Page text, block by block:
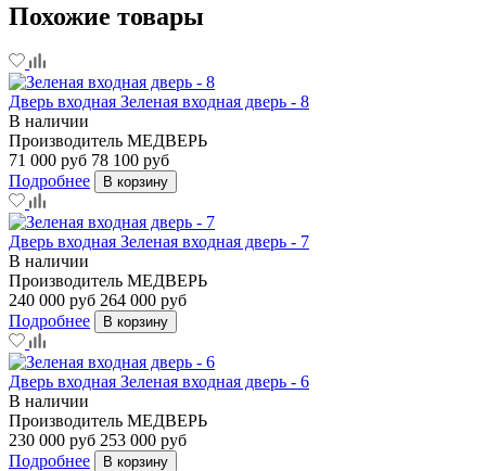
Похожие товары
Дверь входная Зеленая входная дверь - 8
В наличии
Производитель МЕДВЕРЬ
71 000 руб 78 100 руб
Подробнее
В корзину
Дверь входная Зеленая входная дверь - 7
В наличии
Производитель МЕДВЕРЬ
240 000 руб 264 000 руб
Подробнее
В корзину
Дверь входная Зеленая входная дверь - 6
В наличии
Производитель МЕДВЕРЬ
230 000 руб 253 000 руб
Подробнее
В корзину